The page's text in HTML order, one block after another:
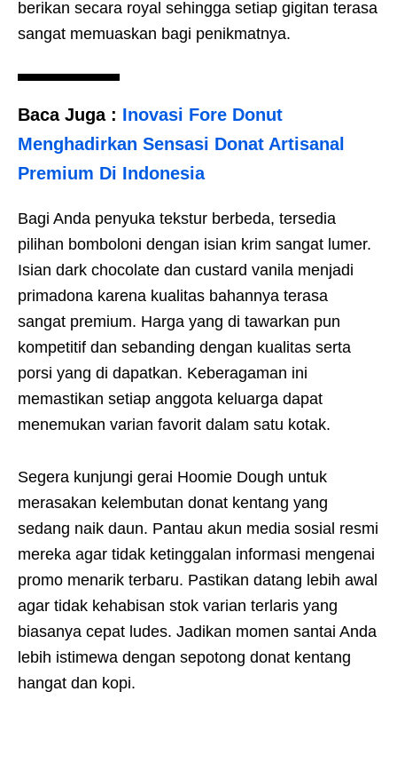
berikan secara royal sehingga setiap gigitan terasa
sangat memuaskan bagi penikmatnya.
Baca Juga : Inovasi Fore Donut
Menghadirkan Sensasi Donat Artisanal
Premium Di Indonesia
Bagi Anda penyuka tekstur berbeda, tersedia
pilihan bomboloni dengan isian krim sangat lumer.
Isian dark chocolate dan custard vanila menjadi
primadona karena kualitas bahannya terasa
sangat premium. Harga yang di tawarkan pun
kompetitif dan sebanding dengan kualitas serta
porsi yang di dapatkan. Keberagaman ini
memastikan setiap anggota keluarga dapat
menemukan varian favorit dalam satu kotak.
Segera kunjungi gerai Hoomie Dough untuk
merasakan kelembutan donat kentang yang
sedang naik daun. Pantau akun media sosial resmi
mereka agar tidak ketinggalan informasi mengenai
promo menarik terbaru. Pastikan datang lebih awal
agar tidak kehabisan stok varian terlaris yang
biasanya cepat ludes. Jadikan momen santai Anda
lebih istimewa dengan sepotong donat kentang
hangat dan kopi.